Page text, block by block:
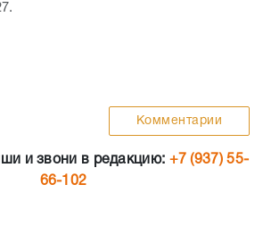
Комментарии
и звони в редакцию: +7 (937) 55-
66-102